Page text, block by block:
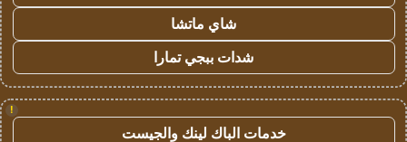
شاي ماتشا
شدات ببجي تمارا
!
خدمات الباك لينك والجيست